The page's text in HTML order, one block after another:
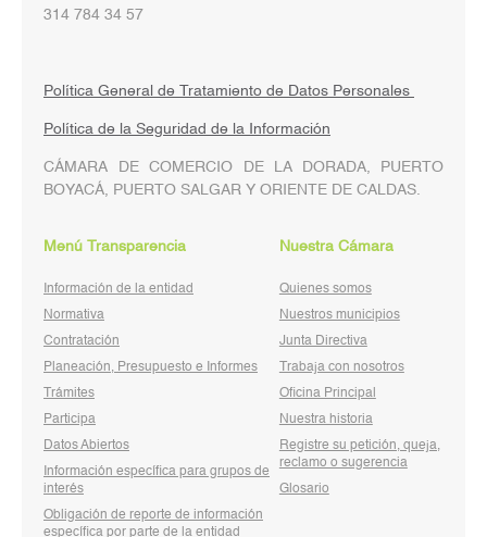
314 784 34 57
Política General de Tratamiento de Datos Personales
Política de la Seguridad de la Información
CÁMARA DE COMERCIO DE LA DORADA, PUERTO
BOYACÁ, PUERTO SALGAR Y ORIENTE DE CALDAS.
Menú Transparencia
Información de la entidad
Normativa
Contratación
Planeación, Presupuesto e Informes
Trámites
Participa
Datos Abiertos
Información específica para grupos de
interés
Obligación de reporte de información
específica por parte de la entidad
Nuestra Cámara
Quienes somos
Nuestros municipios
Junta Directiva
Trabaja con nosotros
Oficina Principal
Nuestra historia
Registre su petición, queja,
reclamo o sugerencia
Glosario